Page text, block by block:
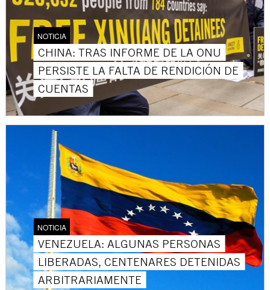
NOTICIA
CHINA: TRAS INFORME DE LA ONU
PERSISTE LA FALTA DE RENDICIÓN DE
CUENTAS
NOTICIA
VENEZUELA: ALGUNAS PERSONAS
LIBERADAS, CENTENARES DETENIDAS
ARBITRARIAMENTE